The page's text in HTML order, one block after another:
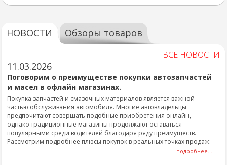
НОВОСТИ Обзоры товаров
ВСЕ НОВОСТИ
11.03.2026
Поговорим о преимуществе покупки автозапчастей
и масел в офлайн магазинах.
Покупка запчастей и смазочных материалов является важной
частью обслуживания автомобиля. Многие автовладельцы
предпочитают совершать подобные приобретения онлайн,
однако традиционные магазины продолжают оставаться
популярными среди водителей благодаря ряду преимуществ.
Рассмотрим подробнее плюсы покупок в реальных точках продаж:
подробнее...